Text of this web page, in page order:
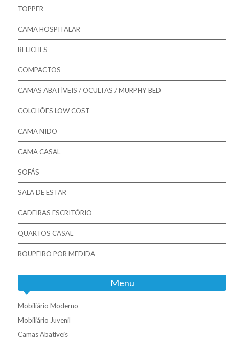
Pikolin - Bases
Bestbed - Sommiers
Mindol - Bases
TOPPER
CAMA HOSPITALAR
BELICHES
COMPACTOS
CAMAS ABATÍVEIS / OCULTAS / MURPHY BED
COLCHÕES LOW COST
CAMA NIDO
CAMA CASAL
SOFÁS
SALA DE ESTAR
CADEIRAS ESCRITÓRIO
QUARTOS CASAL
ROUPEIRO POR MEDIDA
Menu
Mobiliário Moderno
Mobiliário Juvenil
Camas Abatíveis